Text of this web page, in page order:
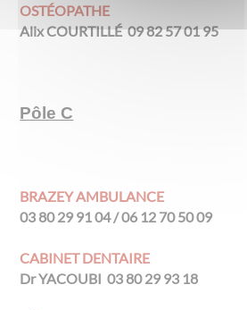
OSTÉOPATHE
Alix COURTILLÉ 09 82 57 01 95
Pôle C
BRAZEY AMBULANCE
03 80 29 91 04 / 06 12 70 50 09
CABINET DENTAIRE
Dr YACOUBI 03 80 29 93 18